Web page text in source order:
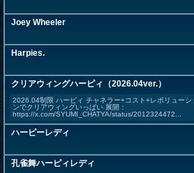
Joey Wheeler
Harpies.
クリアウィングハーピィ（2026.04ver.）
2026.04制限 ハーピィ チャネラー+コスト+レボリューシ
ンでクリアウィングいっぱい 展開：
https://x.com/SYUMI_CHATYA/status/2012324472...
ハーピーレディ
孔雀舞ハーピィレディ